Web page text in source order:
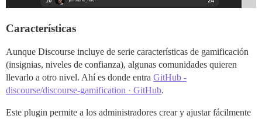
Características
Aunque Discourse incluye de serie características de gamificación
(insignias, niveles de confianza), algunas comunidades quieren
llevarlo a otro nivel. Ahí es donde entra GitHub -
discourse/discourse-gamification · GitHub.
Este plugin permite a los administradores crear y ajustar fácilmente